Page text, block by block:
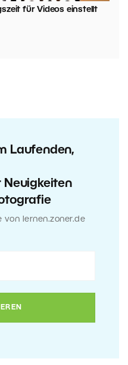
für Videos einstellt
Laufenden,
von lernen.zoner.de